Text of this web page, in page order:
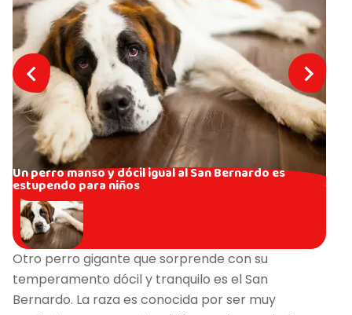
Un perro manso y dócil igual al San Bernardo es
estupendo para niños
Otro perro gigante que sorprende con su
temperamento dócil y tranquilo es el San
Bernardo. La raza es conocida por ser muy